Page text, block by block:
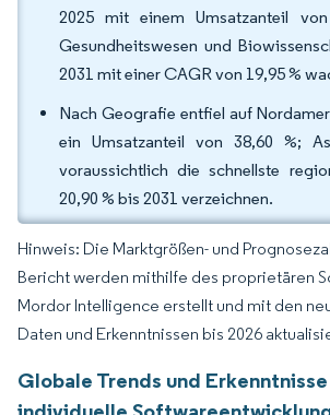
2025 mit einem Umsatzanteil
Gesundheitswesen und
2031 mit einer CAGR von 19,95 %
Nach Geografie entfiel auf
ein Umsatzanteil von 38,60 %;
voraussichtlich die schnellste
20,90 % bis 2031 verzeichnen.
Hinweis: Die Marktgrößen- und
Bericht werden mithilfe des proprietären
Mordor Intelligence erstellt und mit den
Daten und Erkenntnissen bis 2026
Globale Trends und